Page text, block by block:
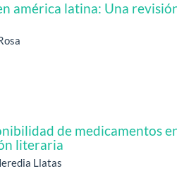
américa latina: Una
de medicamentos
literaria
Llatas